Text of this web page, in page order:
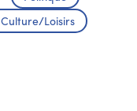
Culture/Loisirs